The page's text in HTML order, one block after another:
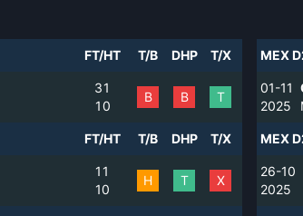
FT/HT T/B DHP T/X
3
1
1
0
B B T
FT/HT T/B DHP T/X
1
1
1
0
H T X
MEX
01-11
2025
MEX
26-10
2025